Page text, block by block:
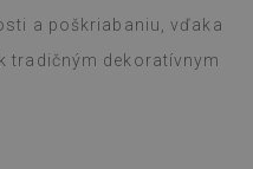
a poškriabaniu, vďaka
tradičným dekoratívnym